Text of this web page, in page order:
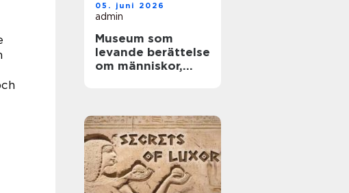
05. juni 2026
admin
Museum som
levande berättelse
om människor,